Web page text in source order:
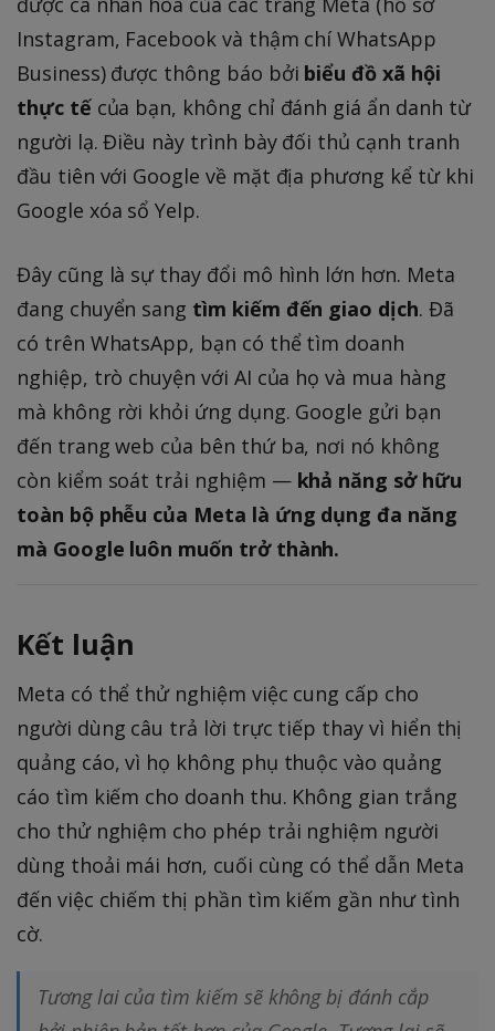
Instagram, Facebook và thậm chí WhatsApp
Business) được thông báo bởi biểu đồ xã hội
thực tếcủa bạn, không chỉ đánh giá ẩn danh từ
người lạ. Điều này trình bày đối thủ cạnh tranh
đầu tiên với Google về mặt địa phương kể từ khi
Google xóa sổ Yelp.
Đây cũng là sự thay đổi mô hình lớn hơn. Meta
đang chuyển sang tìm kiếm đến giao dịch. Đã
có trên WhatsApp, bạn có thể tìm doanh
nghiệp, trò chuyện với AI của họ và mua hàng
mà không rời khỏi ứng dụng. Google gửi bạn
đến trang web của bên thứ ba, nơi nó không
còn kiểm soát trải nghiệm — khả năng sở hữu
toàn bộ phễu của Meta là ứng dụng đa năng
mà Google luôn muốn trở thành.
Kết luận
Meta có thể thử nghiệm việc cung cấp cho
người dùng câu trả lời trực tiếp thay vì hiển thị
quảng cáo, vì họ không phụ thuộc vào quảng
cáo tìm kiếm cho doanh thu. Không gian trắng
cho thử nghiệm cho phép trải nghiệm người
dùng thoải mái hơn, cuối cùng có thể dẫn Meta
đến việc chiếm thị phần tìm kiếm gần như tình
cờ.
Tương lai của tìm kiếm sẽ không bị đánh cắp